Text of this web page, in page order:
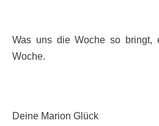
Was uns die Woche so bringt,
Woche.
Deine Marion Glück